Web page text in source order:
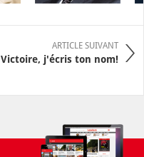
ARTICLE SUIVANT
Victoire, j'écris ton nom!